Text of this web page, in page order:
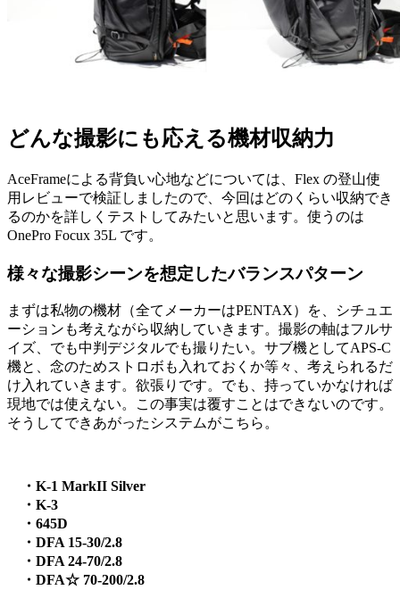
どんな撮影にも応える機材収納力
AceFrameによる背負い心地などについては、Flex の登山使
用レビューで検証しましたので、今回はどのくらい収納でき
るのかを詳しくテストしてみたいと思います。使うのは
OnePro Focux 35L です。
様々な撮影シーンを想定したバランスパターン
まずは私物の機材（全てメーカーはPENTAX）を、シチュエ
ーションも考えながら収納していきます。撮影の軸はフルサ
イズ、でも中判デジタルでも撮りたい。サブ機としてAPS-C
機と、念のためストロボも入れておくか等々、考えられるだ
け入れていきます。欲張りです。でも、持っていかなければ
現地では使えない。この事実は覆すことはできないのです。
そうしてできあがったシステムがこちら。
・K-1 MarkII Silver
・K-3
・645D
・DFA 15-30/2.8
・DFA 24-70/2.8
・DFA☆ 70-200/2.8